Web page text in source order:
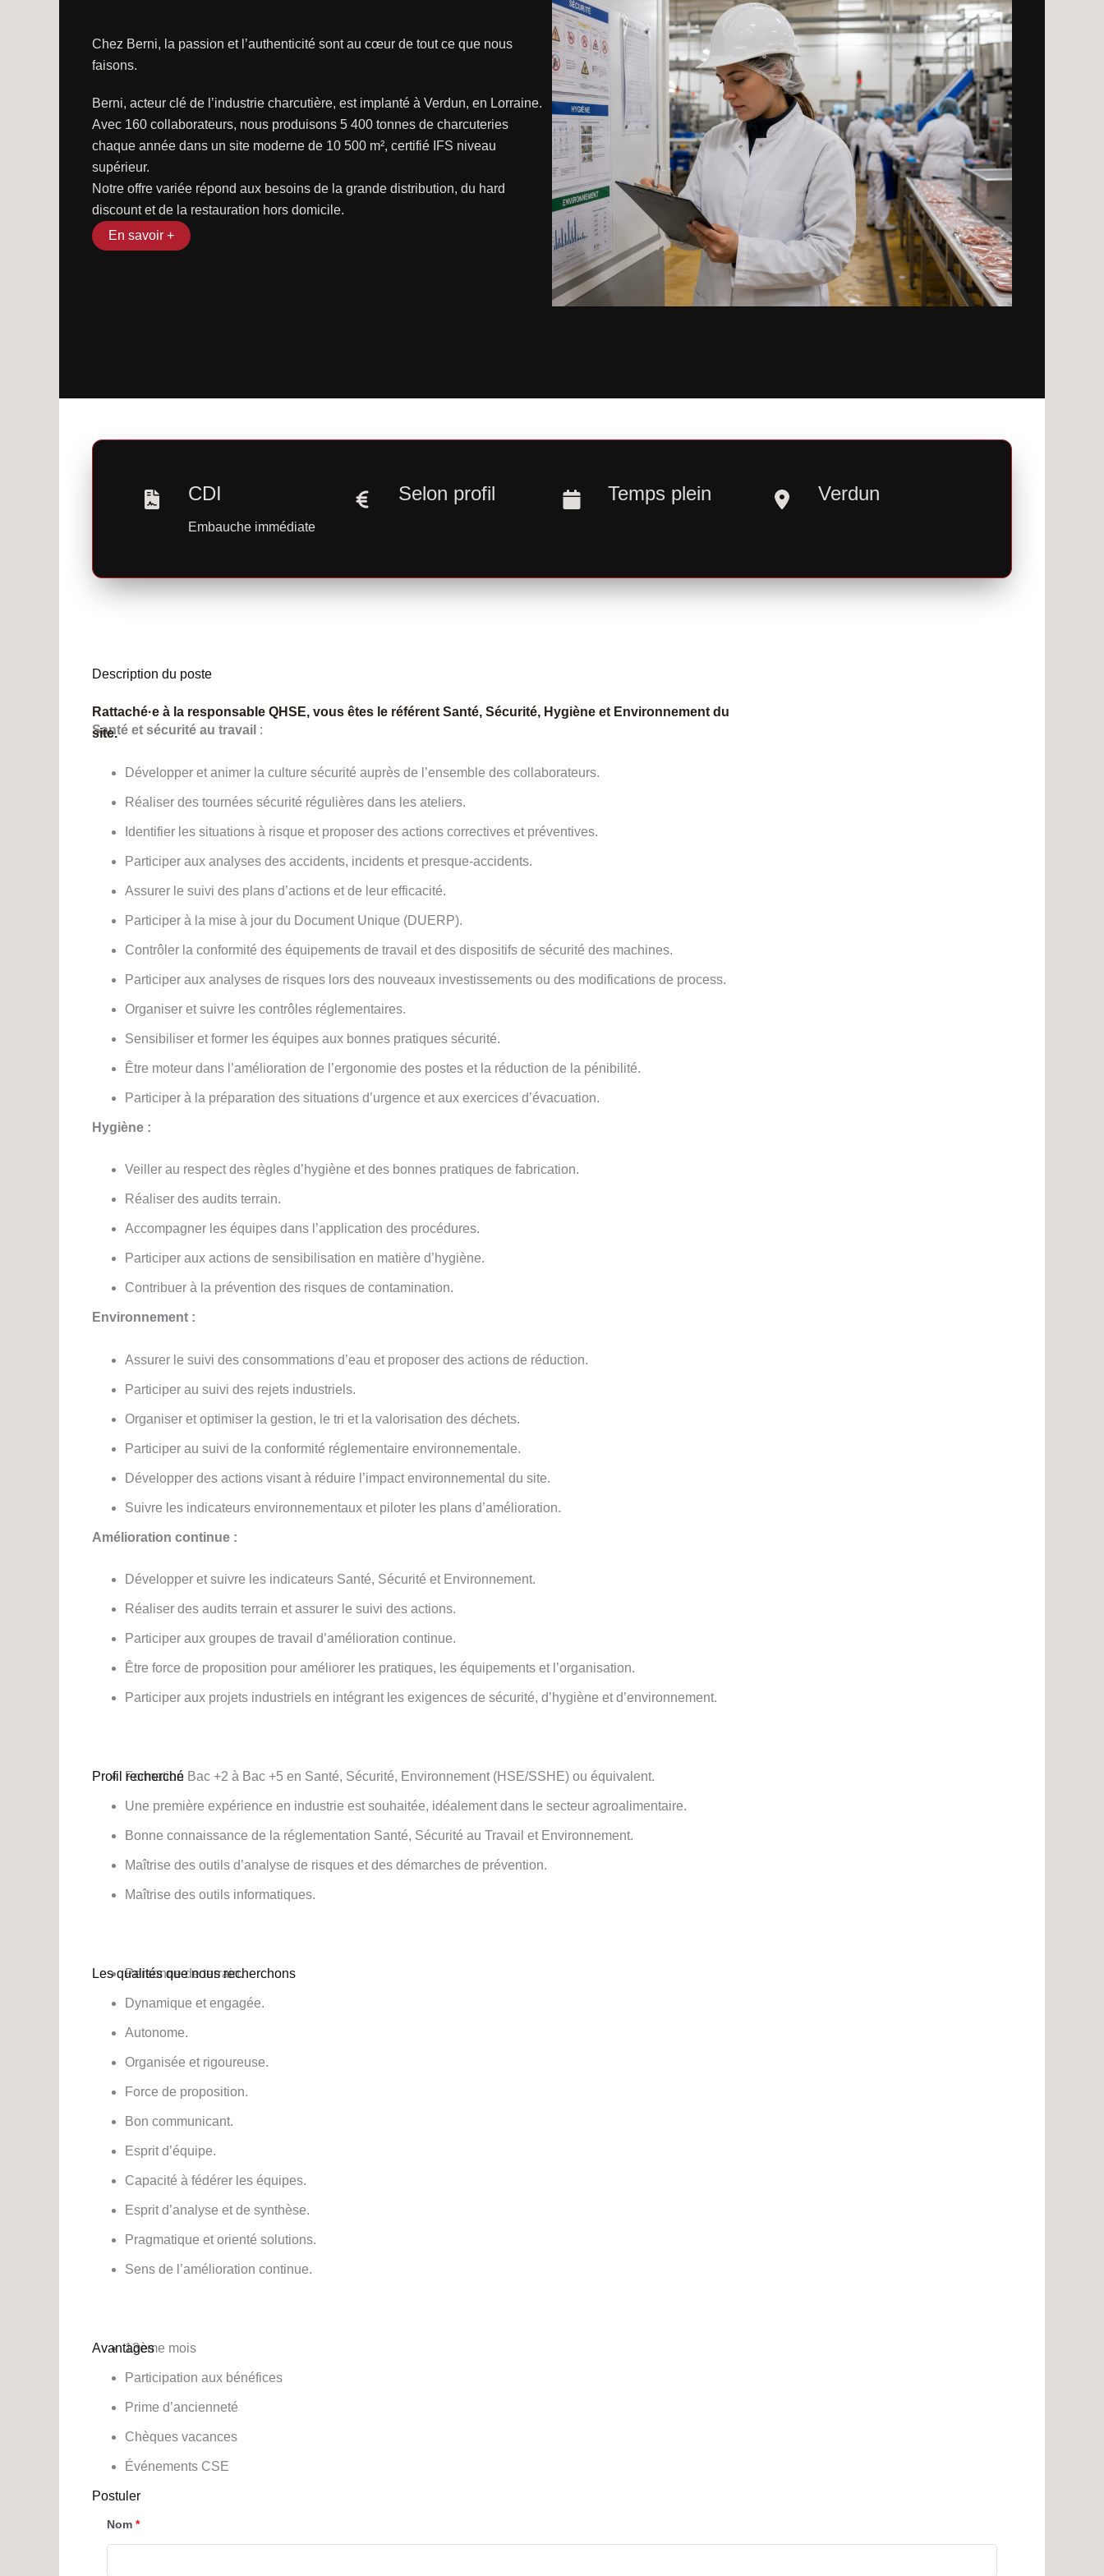
Chez Berni, la passion et l’authenticité sont au cœur de tout ce que nous
faisons.
Berni, acteur clé de l’industrie charcutière, est implanté à Verdun, en Lorraine.
Avec 160 collaborateurs, nous produisons 5 400 tonnes de charcuteries
chaque année dans un site moderne de 10 500 m², certifié IFS niveau
supérieur.
Notre offre variée répond aux besoins de la grande distribution, du hard
discount et de la restauration hors domicile.
En savoir +
CDI
Embauche immédiate
Selon profil Temps plein Verdun
Description du poste
Rattaché·e à la responsable QHSE, vous êtes le référent Santé, Sécurité, Hygiène et Environnement du
site.
Santé et sécurité au travail :
Développer et animer la culture sécurité auprès de l’ensemble des collaborateurs.
Réaliser des tournées sécurité régulières dans les ateliers.
Identifier les situations à risque et proposer des actions correctives et préventives.
Participer aux analyses des accidents, incidents et presque-accidents.
Assurer le suivi des plans d’actions et de leur efficacité.
Participer à la mise à jour du Document Unique (DUERP).
Contrôler la conformité des équipements de travail et des dispositifs de sécurité des machines.
Participer aux analyses de risques lors des nouveaux investissements ou des modifications de process.
Organiser et suivre les contrôles réglementaires.
Sensibiliser et former les équipes aux bonnes pratiques sécurité.
Être moteur dans l’amélioration de l’ergonomie des postes et la réduction de la pénibilité.
Participer à la préparation des situations d’urgence et aux exercices d’évacuation.
Hygiène :
Veiller au respect des règles d’hygiène et des bonnes pratiques de fabrication.
Réaliser des audits terrain.
Accompagner les équipes dans l’application des procédures.
Participer aux actions de sensibilisation en matière d’hygiène.
Contribuer à la prévention des risques de contamination.
Environnement :
Assurer le suivi des consommations d’eau et proposer des actions de réduction.
Participer au suivi des rejets industriels.
Organiser et optimiser la gestion, le tri et la valorisation des déchets.
Participer au suivi de la conformité réglementaire environnementale.
Développer des actions visant à réduire l’impact environnemental du site.
Suivre les indicateurs environnementaux et piloter les plans d’amélioration.
Amélioration continue :
Développer et suivre les indicateurs Santé, Sécurité et Environnement.
Réaliser des audits terrain et assurer le suivi des actions.
Participer aux groupes de travail d’amélioration continue.
Être force de proposition pour améliorer les pratiques, les équipements et l’organisation.
Participer aux projets industriels en intégrant les exigences de sécurité, d’hygiène et d’environnement.
Profil recherché
Formation Bac +2 à Bac +5 en Santé, Sécurité, Environnement (HSE/SSHE) ou équivalent.
Une première expérience en industrie est souhaitée, idéalement dans le secteur agroalimentaire.
Bonne connaissance de la réglementation Santé, Sécurité au Travail et Environnement.
Maîtrise des outils d’analyse de risques et des démarches de prévention.
Maîtrise des outils informatiques.
Les qualités que nous recherchons
Personne de terrain.
Dynamique et engagée.
Autonome.
Organisée et rigoureuse.
Force de proposition.
Bon communicant.
Esprit d’équipe.
Capacité à fédérer les équipes.
Esprit d’analyse et de synthèse.
Pragmatique et orienté solutions.
Sens de l’amélioration continue.
Avantages13ème mois
Participation aux bénéfices
Prime d’ancienneté
Chèques vacances
Événements CSE
Postuler
Nom *